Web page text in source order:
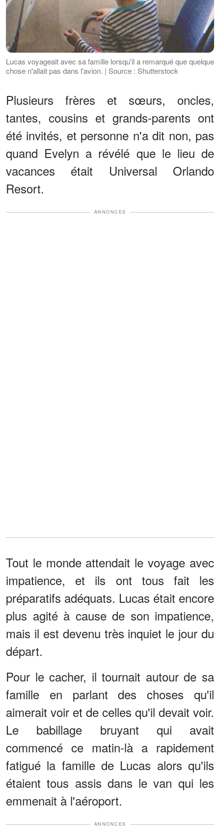
Lucas voyageait avec sa famille lorsqu'il a remarqué que quelque
chose n'allait pas dans l'avion. | Source : Shutterstock
Plusieurs frères et sœurs, oncles,
tantes, cousins et grands-parents ont
été invités, et personne n'a dit non, pas
quand Evelyn a révélé que le lieu de
vacances était Universal Orlando
Resort.
ANNONCES
Tout le monde attendait le voyage avec
impatience, et ils ont tous fait les
préparatifs adéquats. Lucas était encore
plus agité à cause de son impatience,
mais il est devenu très inquiet le jour du
départ.
Pour le cacher, il tournait autour de sa
famille en parlant des choses qu'il
aimerait voir et de celles qu'il devait voir.
Le babillage bruyant qui avait
commencé ce matin-là a rapidement
fatigué la famille de Lucas alors qu'ils
étaient tous assis dans le van qui les
emmenait à l'aéroport.
ANNONCES